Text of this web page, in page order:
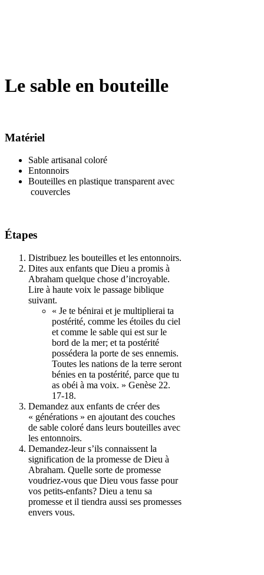
Le sable en bouteille
Matériel
Sable artisanal coloré
Entonnoirs
Bouteilles en plastique transparent avec
couvercles
Étapes
Distribuez les bouteilles et les entonnoirs.
Dites aux enfants que Dieu a promis à
Abraham quelque chose d’incroyable.
Lire à haute voix le passage biblique
suivant.
« Je te bénirai et je multiplierai ta
postérité, comme les étoiles du ciel
et comme le sable qui est sur le
bord de la mer; et ta postérité
possédera la porte de ses ennemis.
Toutes les nations de la terre seront
bénies en ta postérité, parce que tu
as obéi à ma voix. » Genèse 22.
17-18.
Demandez aux enfants de créer des
« générations » en ajoutant des couches
de sable coloré dans leurs bouteilles avec
les entonnoirs.
Demandez-leur s’ils connaissent la
signification de la promesse de Dieu à
Abraham. Quelle sorte de promesse
voudriez-vous que Dieu vous fasse pour
vos petits-enfants? Dieu a tenu sa
promesse et il tiendra aussi ses promesses
envers vous.